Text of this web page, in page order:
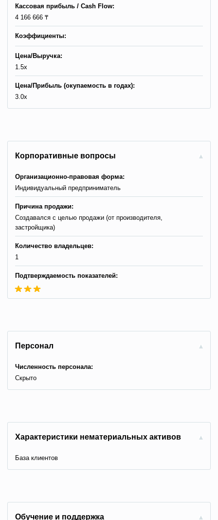
Кассовая прибыль / Сash Flow:
4 166 666 ₸
Коэффициенты:
Цена/Выручка:
1.5x
Цена/Прибыль (окупаемость в годах):
3.0x
Корпоративные вопросы
Организационно-правовая форма:
Индивидуальный предприниматель
Причина продажи:
Cоздавался с целью продажи (от производителя,
застройщика)
Количество владельцев:
1
Подтверждаемость показателей:
Персонал
Численность персонала:
Скрыто
Характеристики нематериальных активов
База клиентов
Обучение и поддержка